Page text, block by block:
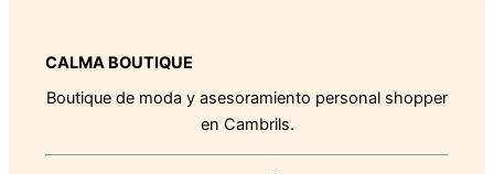
CALMA BOUTIQUE
Boutique de moda y asesoramiento personal shopper
en Cambrils.